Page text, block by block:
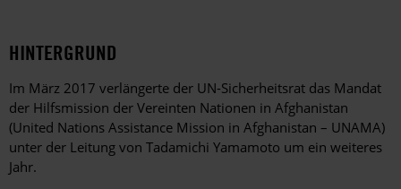
HINTERGRUND
Im März 2017 verlängerte der UN-Sicherheitsrat das Mandat
der Hilfsmission der Vereinten Nationen in Afghanistan
(United Nations Assistance Mission in Afghanistan – UNAMA)
unter der Leitung von Tadamichi Yamamoto um ein weiteres
Jahr.